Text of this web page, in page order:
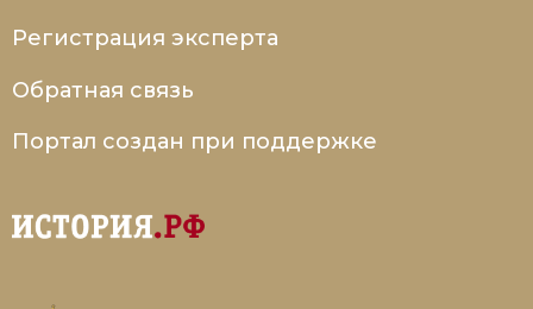
Регистрация эксперта
Обратная связь
Портал создан при поддержке